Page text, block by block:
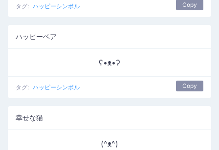
タグ: ハッピーシンボル Copy
ハッピーベア
ʕ•ᴥ•ʔ
タグ: ハッピーシンボル Copy
幸せな猫
(^ᴥ^)